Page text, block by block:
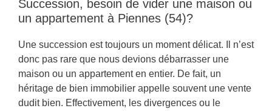
Succession, besoin de vider une maison ou
un appartement à Piennes (54)?
Une succession est toujours un moment délicat. Il n’est
donc pas rare que nous devions débarrasser une
maison ou un appartement en entier. De fait, un
héritage de bien immobilier appelle souvent une vente
dudit bien. Effectivement, les divergences ou le